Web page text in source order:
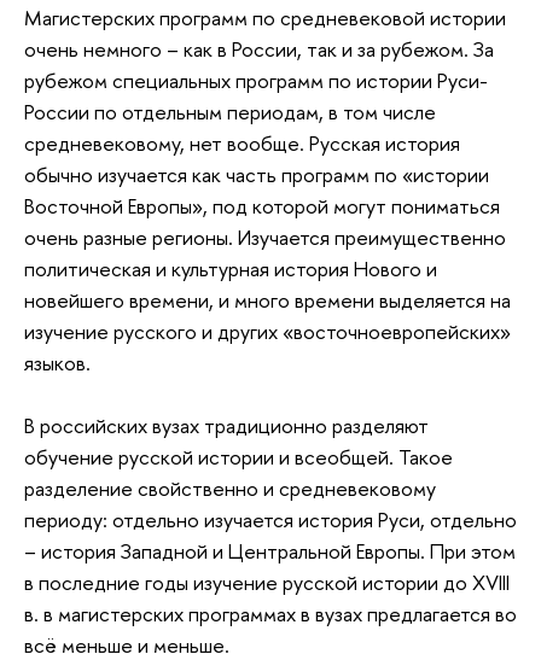
Магистерских программ по средневековой истории
очень немного – как в России, так и за рубежом. За
рубежом специальных программ по истории Руси-
России по отдельным периодам, в том числе
средневековому, нет вообще. Русская история
обычно изучается как часть программ по «истории
Восточной Европы», под которой могут пониматься
очень разные регионы. Изучается преимущественно
политическая и культурная история Нового и
новейшего времени, и много времени выделяется на
изучение русского и других «восточноевропейских»
языков.
В российских вузах традиционно разделяют
обучение русской истории и всеобщей. Такое
разделение свойственно и средневековому
периоду: отдельно изучается история Руси, отдельно
– история Западной и Центральной Европы. При этом
в последние годы изучение русской истории до XVIII
в. в магистерских программах в вузах предлагается во
всё меньше и меньше.